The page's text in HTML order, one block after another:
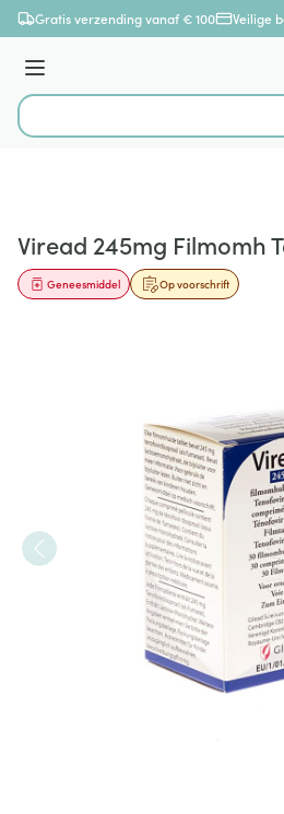
Ga naar de inhoud
Gratis verzending vanaf € 100 Veilige
Menu
Product, merk, categorie...
Viread 245mg Filmomh
Op voorschrift
Geneesmiddel